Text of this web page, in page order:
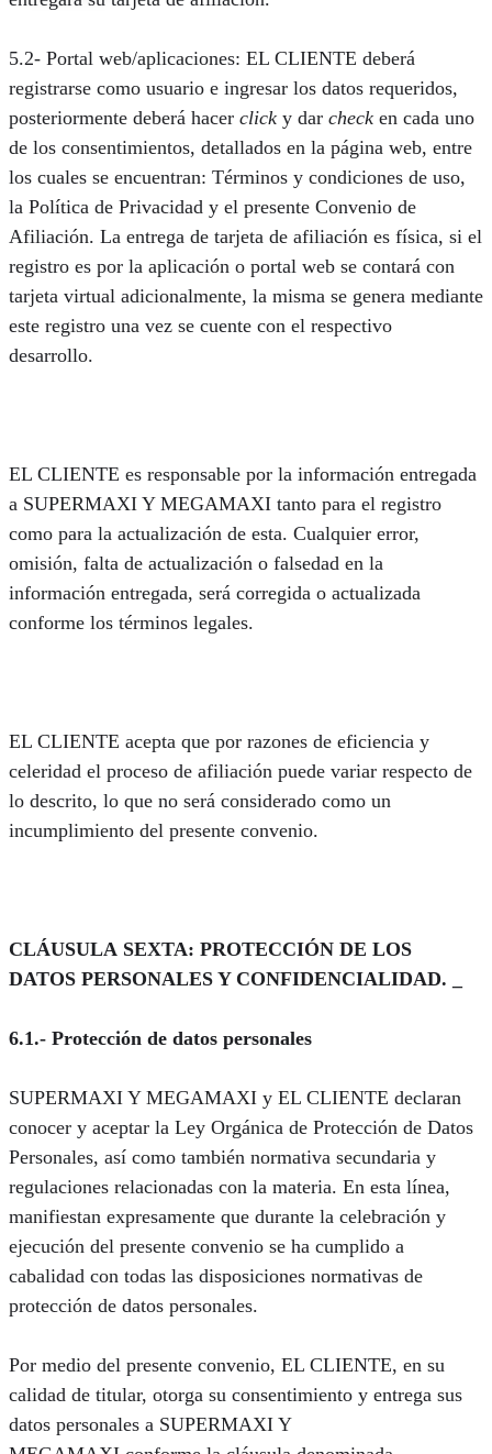
5.2- Portal web/aplicaciones: EL CLIENTE deberá
registrarse como usuario e ingresar los datos requeridos,
posteriormente deberá hacer click y dar check en cada uno
de los consentimientos, detallados en la página web, entre
los cuales se encuentran: Términos y condiciones de uso,
la Política de Privacidad y el presente Convenio de
Afiliación. La entrega de tarjeta de afiliación es física, si el
registro es por la aplicación o portal web se contará con
tarjeta virtual adicionalmente, la misma se genera mediante
este registro una vez se cuente con el respectivo
desarrollo.
EL CLIENTE es responsable por la información entregada
a SUPERMAXI Y MEGAMAXI tanto para el registro
como para la actualización de esta. Cualquier error,
omisión, falta de actualización o falsedad en la
información entregada, será corregida o actualizada
conforme los términos legales.
EL CLIENTE acepta que por razones de eficiencia y
celeridad el proceso de afiliación puede variar respecto de
lo descrito, lo que no será considerado como un
incumplimiento del presente convenio.
CLÁUSULA SEXTA: PROTECCIÓN DE LOS
DATOS PERSONALES Y CONFIDENCIALIDAD. _
6.1.- Protección de datos personales
SUPERMAXI Y MEGAMAXI y EL CLIENTE declaran
conocer y aceptar la Ley Orgánica de Protección de Datos
Personales, así como también normativa secundaria y
regulaciones relacionadas con la materia. En esta línea,
manifiestan expresamente que durante la celebración y
ejecución del presente convenio se ha cumplido a
cabalidad con todas las disposiciones normativas de
protección de datos personales.
Por medio del presente convenio, EL CLIENTE, en su
calidad de titular, otorga su consentimiento y entrega sus
datos personales a SUPERMAXI Y